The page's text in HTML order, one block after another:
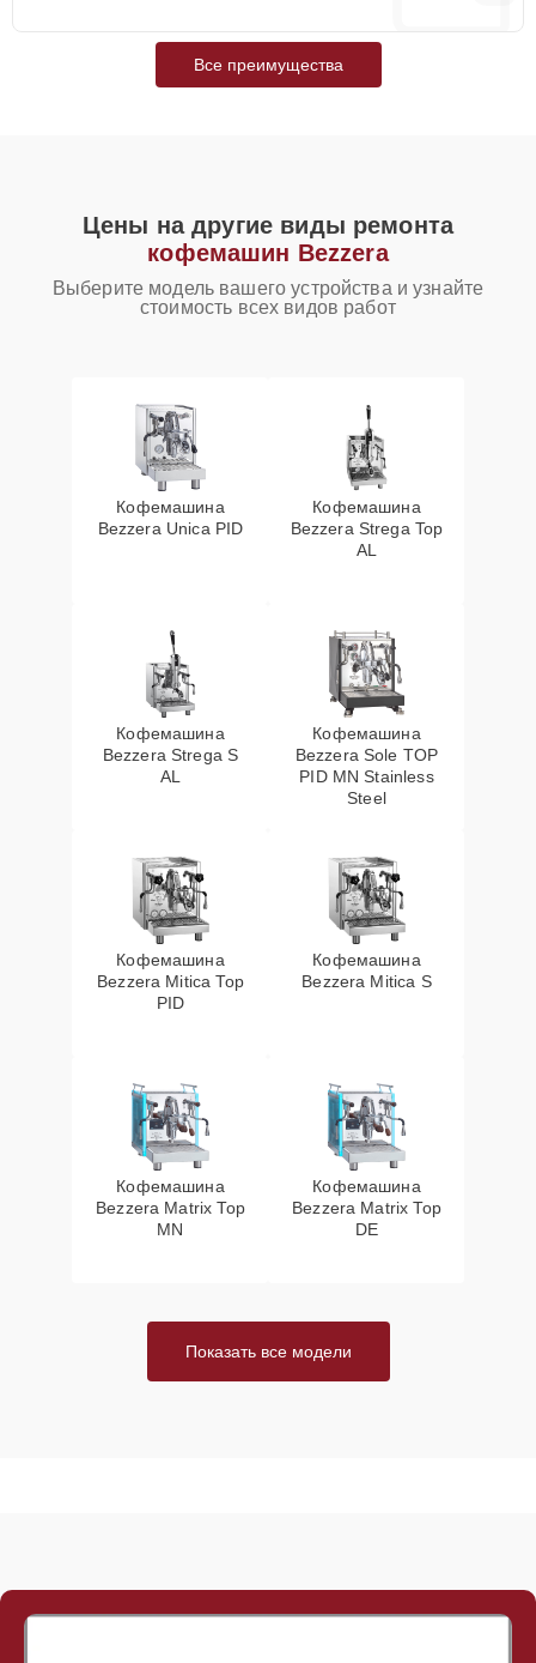
Все преимущества
Цены на другие виды ремонта
кофемашин Bezzera
Выберите модель вашего устройства и узнайте
стоимость всех видов работ
Кофемашина
Bezzera Unica PID
Кофемашина
Bezzera Strega Top
AL
Кофемашина
Bezzera Strega S
AL
Кофемашина
Bezzera Sole TOP
PID MN Stainless
Steel
Кофемашина
Bezzera Mitica Top
PID
Кофемашина
Bezzera Mitica S
Кофемашина
Bezzera Matrix Top
MN
Кофемашина
Bezzera Matrix Top
DE
Показать все модели